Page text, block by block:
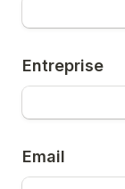
Entreprise
Email